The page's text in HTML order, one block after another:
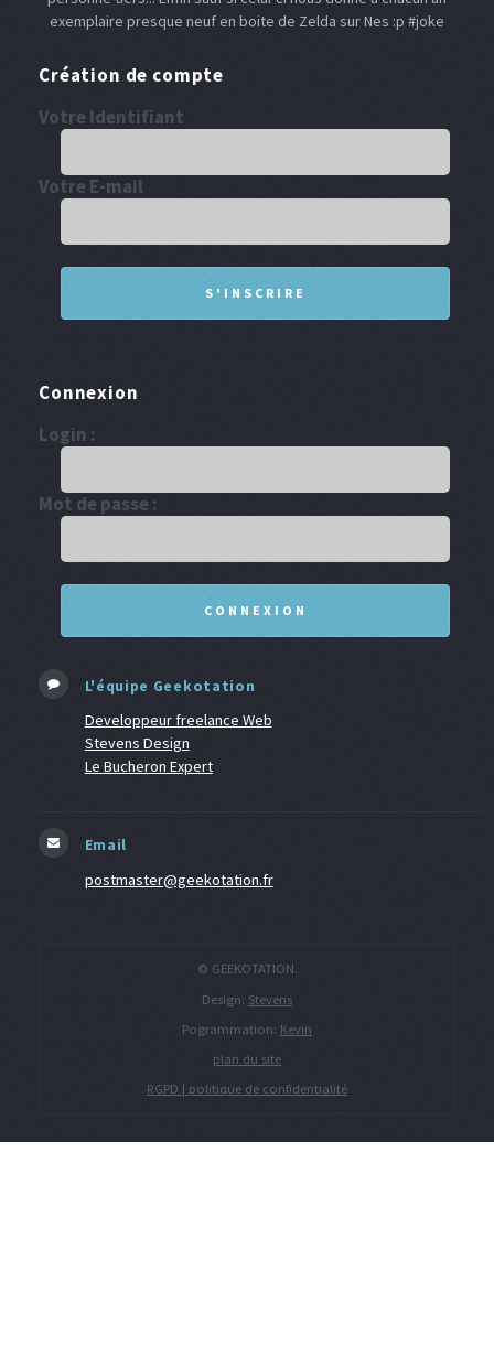
exemplaire presque neuf en boite de Zelda sur Nes :p #joke
Création de compte
Votre Identifiant
Votre E-mail
Connexion
Login :
Mot de passe :
L'équipe Geekotation
Developpeur freelance Web
Stevens Design
Le Bucheron Expert
Email
postmaster@geekotation.fr
© GEEKOTATION.
Design: Stevens
Pogrammation: Kevin
plan du site
RGPD | politique de confidentialité